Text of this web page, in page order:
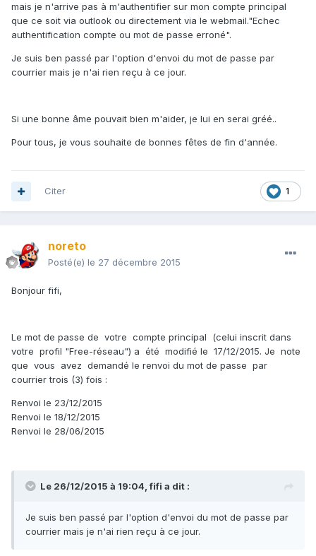
mais je n'arrive pas à m'authentifier sur mon compte principal
que ce soit via outlook ou directement via le webmail."Echec
authentification compte ou mot de passe erroné".
Je suis ben passé par l'option d'envoi du mot de passe par
courrier mais je n'ai rien reçu à ce jour.
Si une bonne âme pouvait bien m'aider, je lui en serai gréé..
Pour tous, je vous souhaite de bonnes fêtes de fin d'année.
1
Citer
noreto
Posté(e) le 27 décembre 2015
Bonjour fifi,
Le mot de passe de votre compte principal (celui inscrit dans
votre profil "Free-réseau") a été modifié le 17/12/2015. Je note
que vous avez demandé le renvoi du mot de passe par
courrier trois (3) fois :
Renvoi le 23/12/2015
Renvoi le 18/12/2015
Renvoi le 28/06/2015
Le 26/12/2015 à 19:04, fifi a dit :
Je suis ben passé par l'option d'envoi du mot de passe par
courrier mais je n'ai rien reçu à ce jour.